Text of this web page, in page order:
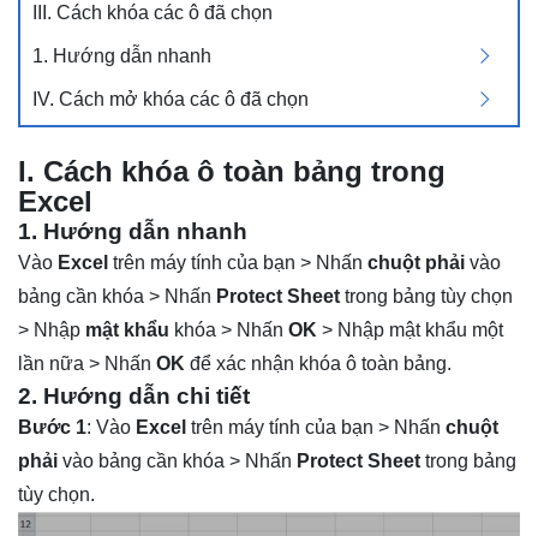
III. Cách khóa các ô đã chọn
1. Hướng dẫn nhanh
IV. Cách mở khóa các ô đã chọn
I. Cách khóa ô toàn bảng trong
Excel
1. Hướng dẫn nhanh
Vào Excel trên máy tính của bạn > Nhấn chuột phải vào
bảng cần khóa > Nhấn Protect Sheet trong bảng tùy chọn
> Nhập mật khẩu khóa > Nhấn OK > Nhập mật khẩu một
lần nữa > Nhấn OK để xác nhận khóa ô toàn bảng.
2. Hướng dẫn chi tiết
Bước 1: Vào Excel trên máy tính của bạn > Nhấn chuột
phải vào bảng cần khóa > Nhấn Protect Sheet trong bảng
tùy chọn.